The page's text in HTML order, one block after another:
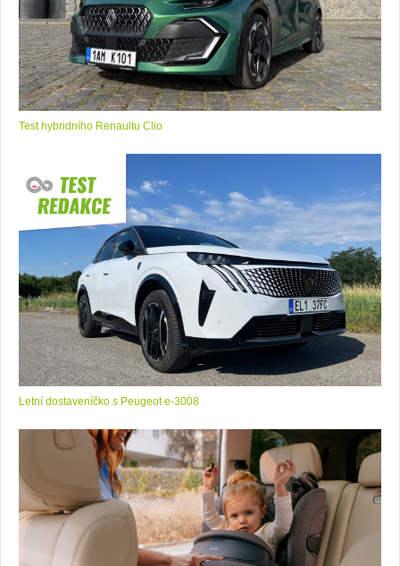
Test hybridního Renaultu Clio
Letní dostaveníčko s Peugeot e-3008